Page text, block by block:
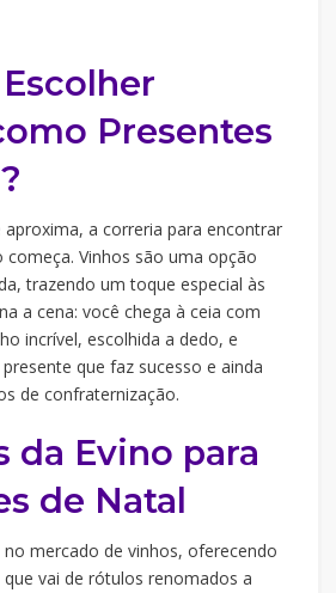
Presentes
a correria para encontrar
Vinhos são uma opção
trazendo um toque especial às
a cena: você chega à ceia com
incrível, escolhida a dedo, e
que faz sucesso e ainda
de confraternização.
da Evino para
de Natal
no mercado de vinhos, oferecendo
vai de rótulos renomados a